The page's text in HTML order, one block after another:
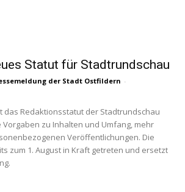
Statut für Stadtrundschau
der Stadt Ostfildern -
das Redaktionsstatut der Stadtrundschau
zu Inhalten und Umfang, mehr
Veröffentlichungen. Die
zum 1. August in Kraft getreten und ersetzt